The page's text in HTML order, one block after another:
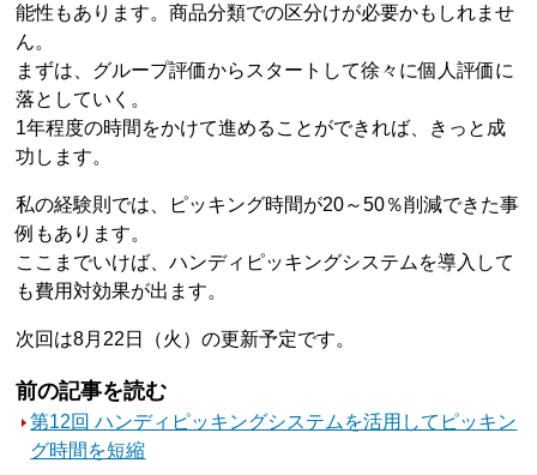
能性もあります。商品分類での区分けが必要かもしれませ
ん。
まずは、グループ評価からスタートして徐々に個人評価に
落としていく。
1年程度の時間をかけて進めることができれば、きっと成
功します。
私の経験則では、ピッキング時間が20～50％削減できた事
例もあります。
ここまでいけば、ハンディピッキングシステムを導入して
も費用対効果が出ます。
次回は8月22日（火）の更新予定です。
前の記事を読む
第12回 ハンディピッキングシステムを活用してピッキン
グ時間を短縮